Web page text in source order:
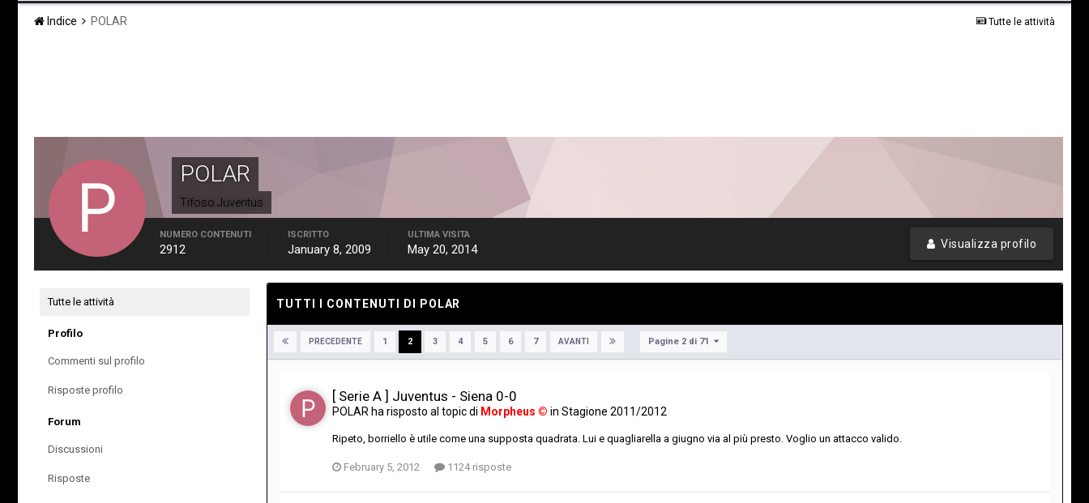
Tutte le attività
Indice POLAR
POLAR
Tifoso Juventus
Visualizza profilo
NUMERO CONTENUTI
2912
ISCRITTO
January 8, 2009
ULTIMA VISITA
May 20, 2014
Tutte le attività
Profilo
Commenti sul profilo
Risposte profilo
Forum
Discussioni
Risposte
TUTTI I CONTENUTI DI POLAR
PRECEDENTE 1 2 3 4 5 6 7 AVANTI Pagine 2 di 71
[ Serie A ] Juventus - Siena 0-0
POLAR ha risposto al topic di Morpheus © in Stagione 2011/2012
Ripeto, borriello è utile come una supposta quadrata. Lui e quagliarella a giugno via al più presto. Voglio un attacco valido.
February 5, 2012 1124 risposte